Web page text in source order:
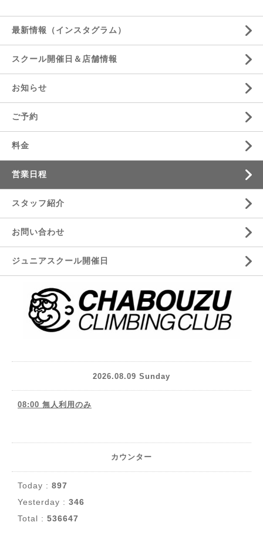
最新情報（インスタグラム）
スクール開催日＆店舗情報
お知らせ
ご予約
料金
営業日程
スタッフ紹介
お問い合わせ
ジュニアスクール開催日
2026.08.09 Sunday
08:00 無人利用のみ
カウンター
Today : 897
Yesterday : 346
Total : 536647